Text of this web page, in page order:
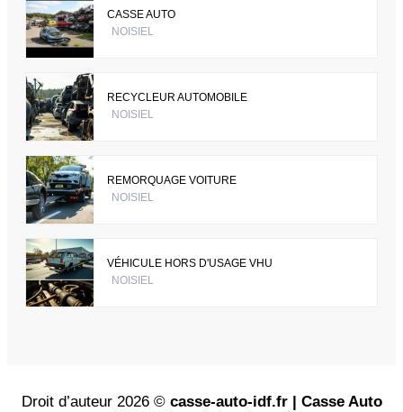
CASSE AUTO
NOISIEL
RECYCLEUR AUTOMOBILE
NOISIEL
REMORQUAGE VOITURE
NOISIEL
VÉHICULE HORS D'USAGE VHU
NOISIEL
Droit d’auteur 2026 © casse-auto-idf.fr | Casse Auto